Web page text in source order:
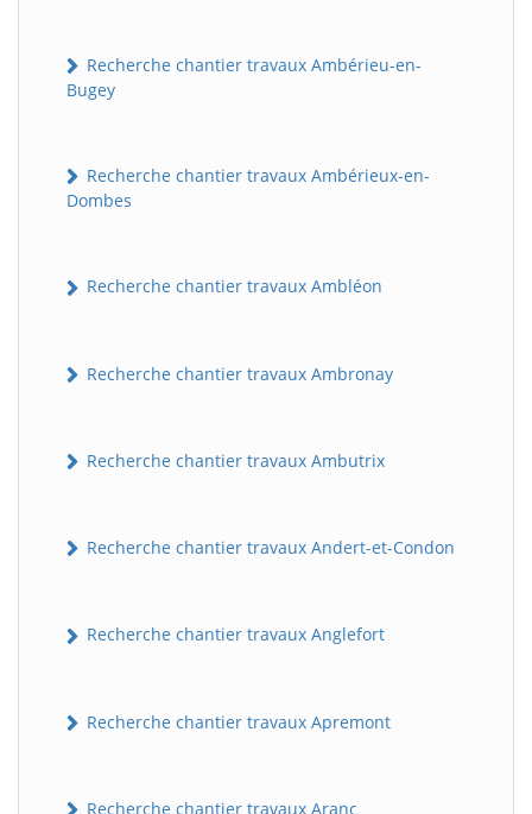
Recherche chantier travaux Ambérieu-en-
Bugey
Recherche chantier travaux Ambérieux-en-
Dombes
Recherche chantier travaux Ambléon
Recherche chantier travaux Ambronay
Recherche chantier travaux Ambutrix
Recherche chantier travaux Andert-et-Condon
Recherche chantier travaux Anglefort
Recherche chantier travaux Apremont
Recherche chantier travaux Aranc